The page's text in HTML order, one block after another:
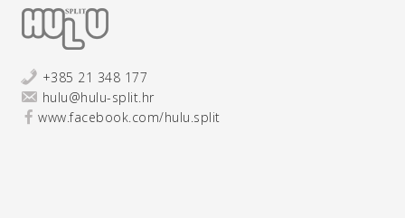
+385 21 348 177
hulu@hulu-split.hr
www.facebook.com/hulu.split